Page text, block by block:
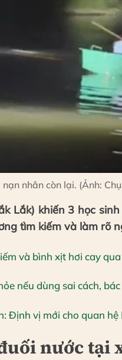
nhân còn lại. (Ảnh:
Lắk) khiến 3 học
tìm kiếm và làm rõ
và bình xịt hơi cay qua
nếu dùng sai cách,
Định vị mới cho quan hệ
nước tại